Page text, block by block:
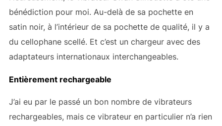
bénédiction pour moi. Au-delà de sa pochette en
satin noir, à l’intérieur de sa pochette de qualité, il y a
du cellophane scellé. Et c’est un chargeur avec des
adaptateurs internationaux interchangeables.
Entièrement rechargeable
J’ai eu par le passé un bon nombre de vibrateurs
rechargeables, mais ce vibrateur en particulier n’a rien